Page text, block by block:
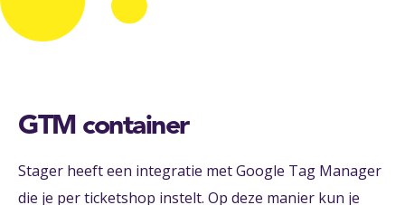
GTM container
Stager heeft een integratie met Google Tag Manager
die je per ticketshop instelt. Op deze manier kun je